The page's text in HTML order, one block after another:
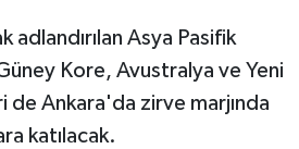
adlandırılan Asya Pasifik
Kore, Avustralya ve Yeni
de Ankara'da zirve marjında
katılacak.